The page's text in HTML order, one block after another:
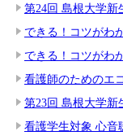
第24回 島根大学新
できる！コツがわ
できる！コツがわ
看護師のためのエ
第23回 島根大学
看護学生対象 心音